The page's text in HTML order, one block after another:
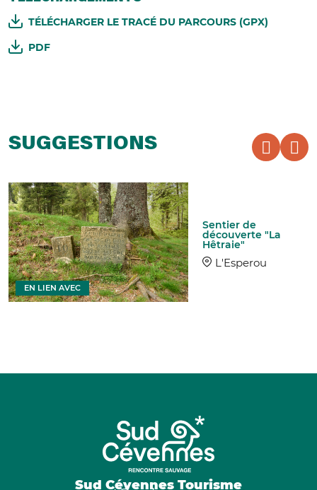
TÉLÉCHARGER LE TRACÉ DU PARCOURS (GPX)
PDF
SUGGESTIONS
Sentier de
découverte "La
Hêtraie"
L'Esperou
EN LIEN AVEC
Sud Cévennes Tourisme